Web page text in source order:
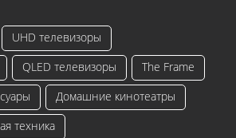
UHD телевизоры
QLED телевизоры
The Frame
Домашние кинотеатры
техника